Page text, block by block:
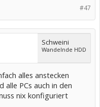
#47
Schweini
Wandelnde HDD
alles anstecken
alle PCs auch in den
nix konfiguriert